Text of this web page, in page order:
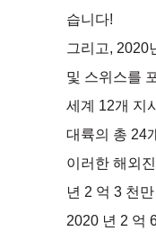
습니다!
그리고, 2020
및 스위스를
세계 12개 지
대륙의 총 24
이러한 해외
년 2 억 3 천
2020 년 2 억